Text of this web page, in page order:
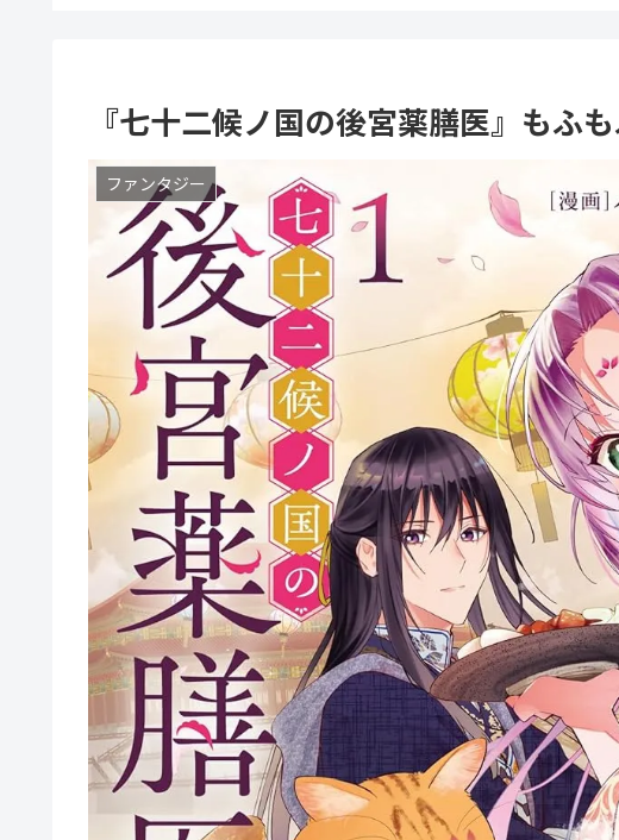
『七十二候ノ国の後宮薬膳医』もふ
ファンタジー